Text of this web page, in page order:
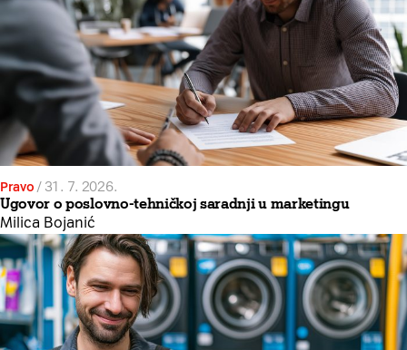
Pravo / 31. 7. 2026.
Ugovor o poslovno-tehničkoj saradnji u marketingu
Milica Bojanić